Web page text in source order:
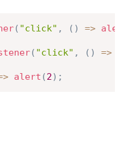
( "click" , ( ) =>
( "click" , ( ) =>
alert (2) ;